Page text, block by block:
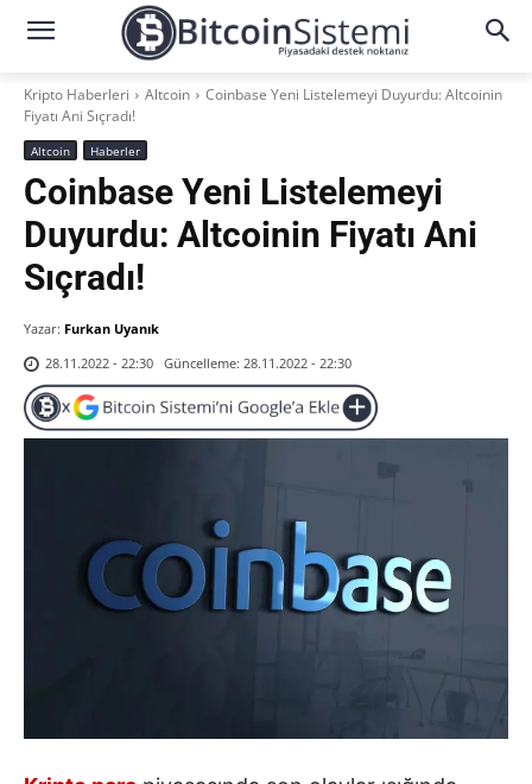
Kripto Haberleri Altcoin
Coinbase Yeni Listelemeyi Duyurdu: Altcoinin
Fiyatı Ani Sıçradı!
Altcoin Haberler
Coinbase Yeni Listelemeyi
Duyurdu: Altcoinin Fiyatı Ani
Sıçradı!
Yazar: Furkan Uyanık
28.11.2022 - 22:30 Güncelleme: 28.11.2022 - 22:30